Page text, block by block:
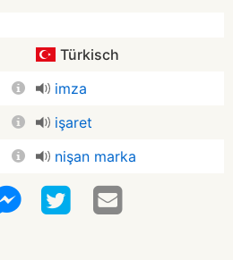
Türkisch
imza
işaret
nişan marka